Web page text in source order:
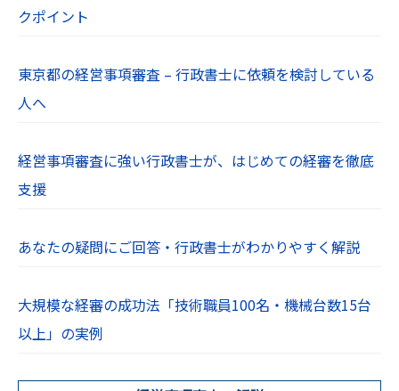
クポイント
東京都の経営事項審査 – 行政書士に依頼を検討している
人へ
経営事項審査に強い行政書士が、はじめての経審を徹底
支援
あなたの疑問にご回答・行政書士がわかりやすく解説
大規模な経審の成功法「技術職員100名・機械台数15台
以上」の実例